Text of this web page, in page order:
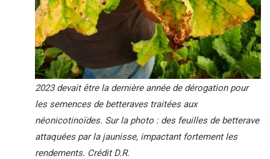
2023 devait être la dernière année de dérogation pour
les semences de betteraves traitées aux
néonicotinoïdes. Sur la photo : des feuilles de betterave
attaquées par la jaunisse, impactant fortement les
rendements. Crédit D.R.